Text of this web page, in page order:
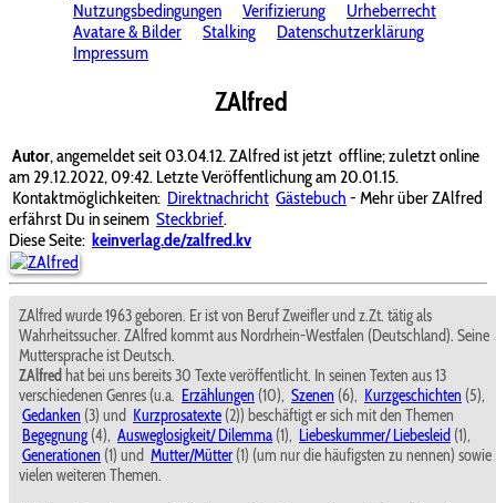
Nutzungsbedingungen
Verifizierung
Urheberrecht
Avatare & Bilder
Stalking
Datenschutzerklärung
Impressum
ZAlfred
Autor, angemeldet seit 03.04.12. ZAlfred ist jetzt offline; zuletzt online
am 29.12.2022, 09:42. Letzte Veröffentlichung am 20.01.15.
Kontaktmöglichkeiten: Direktnachricht Gästebuch - Mehr über ZAlfred
erfährst Du in seinem Steckbrief.
Diese Seite: keinverlag.de/zalfred.kv
ZAlfred wurde 1963 geboren. Er ist von Beruf Zweifler und z.Zt. tätig als
Wahrheitssucher. ZAlfred kommt aus Nordrhein-Westfalen (Deutschland). Seine
Muttersprache ist Deutsch.
ZAlfred hat bei uns bereits 30 Texte veröffentlicht. In seinen Texten aus 13
verschiedenen Genres (u.a. Erzählungen (10), Szenen (6), Kurzgeschichten (5),
Gedanken (3) und Kurzprosatexte (2)) beschäftigt er sich mit den Themen
Begegnung (4), Ausweglosigkeit/ Dilemma (1), Liebeskummer/ Liebesleid (1),
Generationen (1) und Mutter/Mütter (1) (um nur die häufigsten zu nennen) sowie
vielen weiteren Themen.